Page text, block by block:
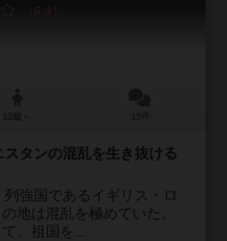
6.4
タンの混乱を生き抜ける
強国であるイギリス・ロ
地は混乱を極めていた。
、祖国を...